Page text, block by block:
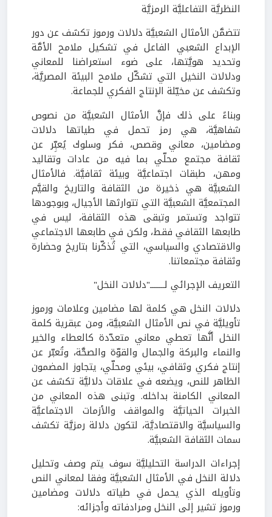
النظريَّة التفاعليَّة الرمزيَّة
تتضمَّن الأمثال الشعبيَّة دلالات ورموز تكشف عن دور
الإبداع الشعبي الفاعل في تشكيل ملامح الأمَّة
وتحديد هويَّتها، على ضوء استعراضنا للمعاني
ودلالات النخيل التي تشكّل ملامح البيئة المصريَّة،
وتكشف عن مخيّلة الإنتاج الفكري للجماعة.
وبناءً على ذلك فإنَّ الأمثال الشعبيَّة من نصوص
شفاهيَّة، هي رمز تحمل في طياتها دلالات
ومضامين، معاني وقصص، فكر وسلوك يُعبِّر عن
ثقافة مجتمع محلّي بما فيه من عادات وتقاليد
ومهن، طبقات اجتماعيَّة وبيئة ثقافيَّة. فالأمثال
الشعبيَّة هي ذخيرة من الثقافة والتاريخ والقيَّم
المجتمعيَّة الشعبيَّة التي تتوارثها الأجيال، وبوجودها
تتواجد وتستمر وتبقى هذه الثقافة، ليس في
طابعها الثقافي فقط، ولكن في طابعها الاجتماعي
والاقتصادي والسياسي، التي تُذكّرنا بتاريخ وحضارة
وثقافة مجتمعاتنا.
التعريف الإجرائي لــــــــ"دلالات النخل"
دلالات النخل هي كلمة لها مضامين وعلامات ورموز
تأويليَّة في نص الأمثال الشعبيَّة، ومن عبقرية كلمة
النخل أنَّها تعطي معاني متعدّدة كالعطاء والخير
والنماء والبركة والجمال والقوّة والصحَّة، وتُعبّر عن
إنتاج فكري وثقافي، بيئي ومحلّي، يتجاوز المضمون
الظاهر للنص، ويضعه في علاقات دلاليَّة تكشف عن
المعاني الكامنة بداخله. وتبنى هذه المعاني من
الخبرات الحياتيَّة والمواقف والأزمات الاجتماعيَّة
والسياسيَّة والاقتصاديَّة، لتكون دلالة رمزيَّة تكشف
سمات الثقافة الشعبيَّة.
إجراءات الدراسة التحليليَّة سوف يتم وصف وتحليل
دلالة النخل في الأمثال الشعبيَّة وفقا لمعاني النص
وتأويله الذي يحمل في طياته دلالات ومضامين
ورموز تشير إلى النخل ومرادفاته وأجزائه: